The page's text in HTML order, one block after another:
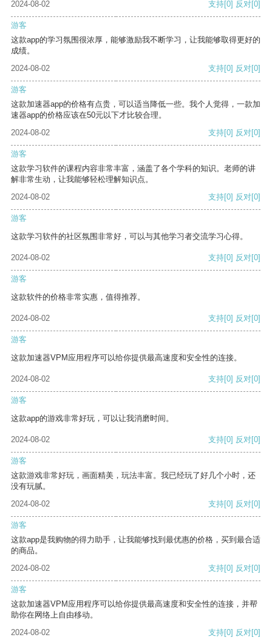
2024-08-02 支持[0] 反对[0]
游客
这款app的学习氛围很浓厚，能够激励我不断学习，让我能够取得更好的
成绩。
2024-08-02
支持[0] 反对[0]
游客
这款加速器app的价格有点贵，可以适当降低一些。我个人觉得，一款加
速器app的价格应该在50元以下才比较合理。
2024-08-02
支持[0] 反对[0]
游客
这款学习软件的课程内容非常丰富，涵盖了各个学科的知识。老师的讲
解非常生动，让我能够轻松理解知识点。
2024-08-02
支持[0] 反对[0]
游客
这款学习软件的社区氛围非常好，可以与其他学习者交流学习心得。
2024-08-02 支持[0] 反对[0]
游客
这款软件的价格非常实惠，值得推荐。
2024-08-02 支持[0] 反对[0]
游客
这款加速器VPM应用程序可以给你提供最高速度和安全性的连接。
2024-08-02 支持[0] 反对[0]
游客
这款app的游戏非常好玩，可以让我消磨时间。
2024-08-02 支持[0] 反对[0]
游客
这款游戏非常好玩，画面精美，玩法丰富。我已经玩了好几个小时，还
没有玩腻。
2024-08-02
支持[0] 反对[0]
游客
这款app是我购物的得力助手，让我能够找到最优惠的价格，买到最合适
的商品。
2024-08-02
支持[0] 反对[0]
游客
这款加速器VPM应用程序可以给你提供最高速度和安全性的连接，并帮
助你在网络上自由移动。
2024-08-02
支持[0] 反对[0]